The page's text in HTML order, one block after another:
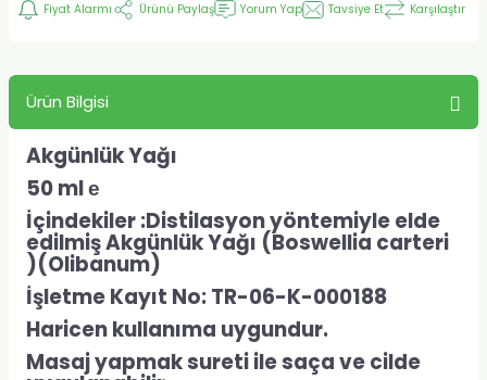
Fiyat Alarmı Ürünü Paylaş Yorum Yap Tavsiye Et Karşılaştır
Ürün Bilgisi
Akgünlük Yağı
50 mlе
İçindekiler :Distilasyon yöntemiyle elde
edilmiş Akgünlük Yağı (Boswellia carteri
)(Olibanum)
İşletme Kayıt No: TR-06-K-000188
Haricen kullanıma uygundur.
Masaj yapmak sureti ile saça ve cilde